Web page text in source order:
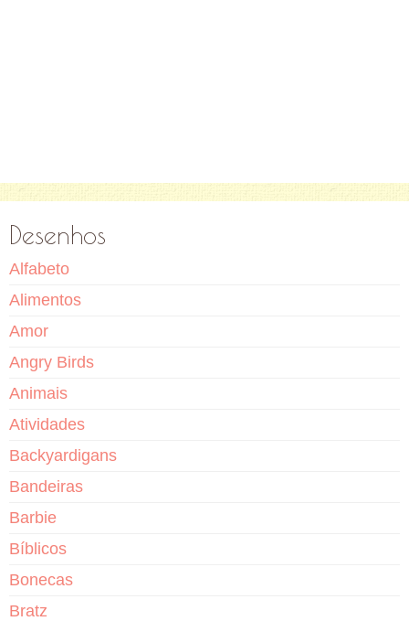
Desenhos
Alfabeto
Alimentos
Amor
Angry Birds
Animais
Atividades
Backyardigans
Bandeiras
Barbie
Bíblicos
Bonecas
Bratz